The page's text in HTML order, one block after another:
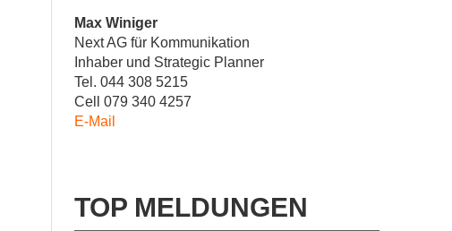
Max Winiger
Next AG für Kommunikation
Inhaber und Strategic Planner
Tel. 044 308 5215
Cell 079 340 4257
E-Mail
TOP MELDUNGEN